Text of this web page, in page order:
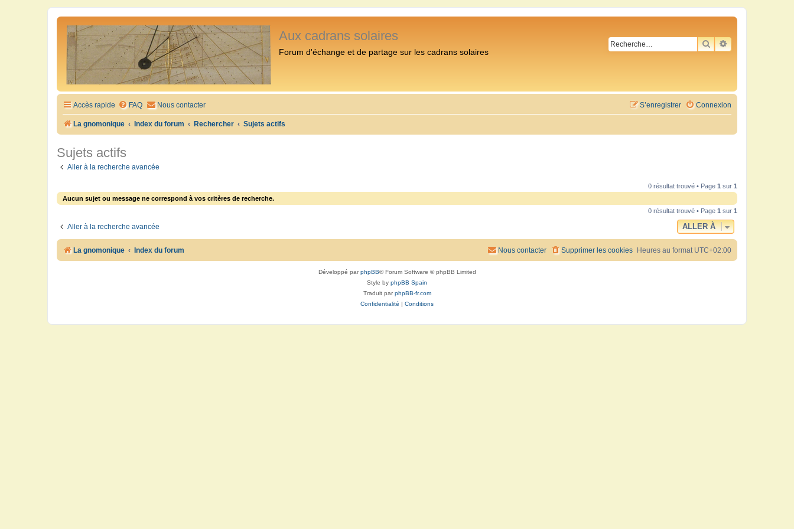
Aux cadrans solaires
Forum d'échange et de partage sur les cadrans solaires
RECHERCHER
RECHERCHE
Accès rapide FAQ Nous contacter Connexion
S’enregistrer
La gnomonique Index du forum Rechercher Sujets actifs
Sujets actifs
Aller à la recherche avancée
0 résultat trouvé • Page 1 sur 1
Aucun sujet ou message ne correspond à vos critères de recherche.
0 résultat trouvé • Page 1 sur 1
Aller à la recherche avancée ALLER À
La gnomonique Index du forum Heures au format UTC+02:00
Supprimer les cookies
Nous contacter
Développé parphpBB® Forum Software © phpBB Limited
Style by phpBB Spain
Traduit parphpBB-fr.com
Confidentialité | Conditions